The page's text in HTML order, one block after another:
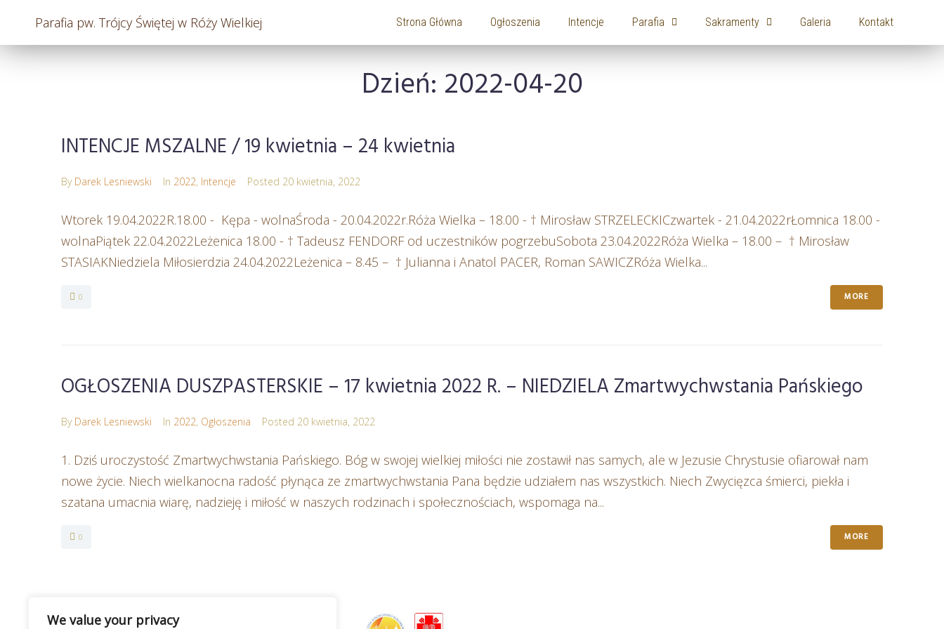
We value your privacy
Parafia pw. Trójcy Świętej w Róży Wielkiej Strona Główna Ogłoszenia Intencje Parafia Sakramenty Galeria Kontakt
Dzień: 2022-04-20
INTENCJE MSZALNE / 19 kwietnia – 24 kwietnia
By Darek Lesniewski In 2022, Intencje Posted 20 kwietnia, 2022
Wtorek 19.04.2022R.18.00 - Kępa - wolnaŚroda - 20.04.2022r.Róża Wielka – 18.00 - † Mirosław STRZELECKICzwartek - 21.04.2022rŁomnica 18.00 -
wolnaPiątek 22.04.2022Leżenica 18.00 - † Tadeusz FENDORF od uczestników pogrzebuSobota 23.04.2022Róża Wielka – 18.00 – † Mirosław
STASIAKNiedziela Miłosierdzia 24.04.2022Leżenica – 8.45 – † Julianna i Anatol PACER, Roman SAWICZRóża Wielka...
0 MORE
OGŁOSZENIA DUSZPASTERSKIE – 17 kwietnia 2022 R. – NIEDZIELA Zmartwychwstania Pańskiego
By Darek Lesniewski In 2022, Ogłoszenia Posted 20 kwietnia, 2022
1. Dziś uroczystość Zmartwychwstania Pańskiego. Bóg w swojej wielkiej miłości nie zostawił nas samych, ale w Jezusie Chrystusie ofiarował nam
nowe życie. Niech wielkanocna radość płynąca ze zmartwychwstania Pana będzie udziałem nas wszystkich. Niech Zwycięzca śmierci, piekła i
szatana umacnia wiarę, nadzieję i miłość w naszych rodzinach i społecznościach, wspomaga na...
0 MORE